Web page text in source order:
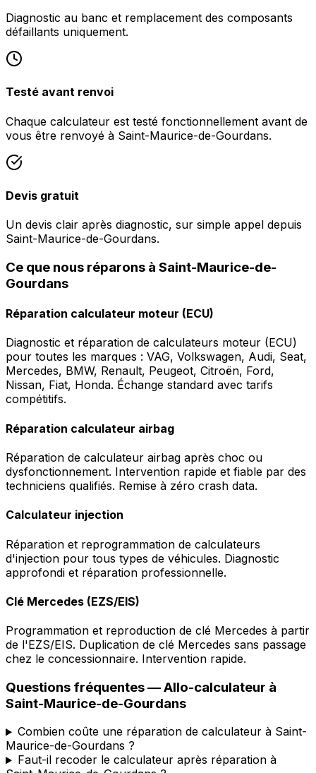
Diagnostic au banc et remplacement des composants
défaillants uniquement.
Testé avant renvoi
Chaque calculateur est testé fonctionnellement avant de
vous être renvoyé à Saint-Maurice-de-Gourdans.
Devis gratuit
Un devis clair après diagnostic, sur simple appel depuis
Saint-Maurice-de-Gourdans.
Ce que nous réparons à Saint-Maurice-de-
Gourdans
Réparation calculateur moteur (ECU)
Diagnostic et réparation de calculateurs moteur (ECU)
pour toutes les marques : VAG, Volkswagen, Audi, Seat,
Mercedes, BMW, Renault, Peugeot, Citroën, Ford,
Nissan, Fiat, Honda. Échange standard avec tarifs
compétitifs.
Réparation calculateur airbag
Réparation de calculateur airbag après choc ou
dysfonctionnement. Intervention rapide et fiable par des
techniciens qualifiés. Remise à zéro crash data.
Calculateur injection
Réparation et reprogrammation de calculateurs
d'injection pour tous types de véhicules. Diagnostic
approfondi et réparation professionnelle.
Clé Mercedes (EZS/EIS)
Programmation et reproduction de clé Mercedes à partir
de l'EZS/EIS. Duplication de clé Mercedes sans passage
chez le concessionnaire. Intervention rapide.
Questions fréquentes —Allo-calculateur à
Saint-Maurice-de-Gourdans
Combien coûte une réparation de calculateur à Saint-
Maurice-de-Gourdans ?
Faut-il recoder le calculateur après réparation à